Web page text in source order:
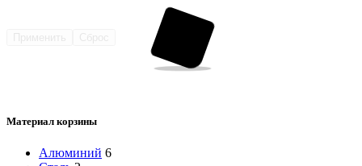
Материал корзины
Алюминий 6